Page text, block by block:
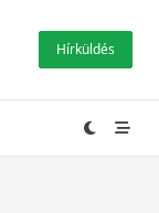
Hírküldés